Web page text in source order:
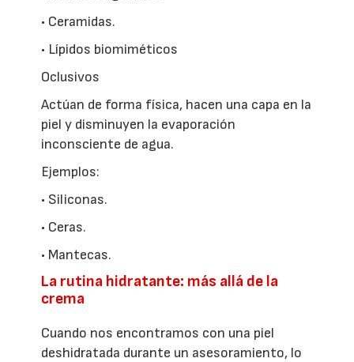
• Ceramidas.
• Lípidos biomiméticos
Oclusivos
Actúan de forma física, hacen una capa en la
piel y disminuyen la evaporación
inconsciente de agua.
Ejemplos:
• Siliconas.
• Ceras.
• Mantecas.
La rutina hidratante: más allá de la
crema
Cuando nos encontramos con una piel
deshidratada durante un asesoramiento, lo